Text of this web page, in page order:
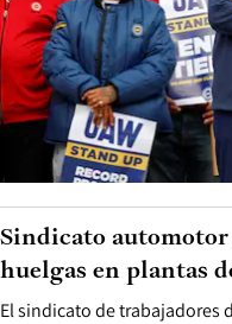
El sindicato de trabajadores
Sindicato automotor
huelgas en plantas